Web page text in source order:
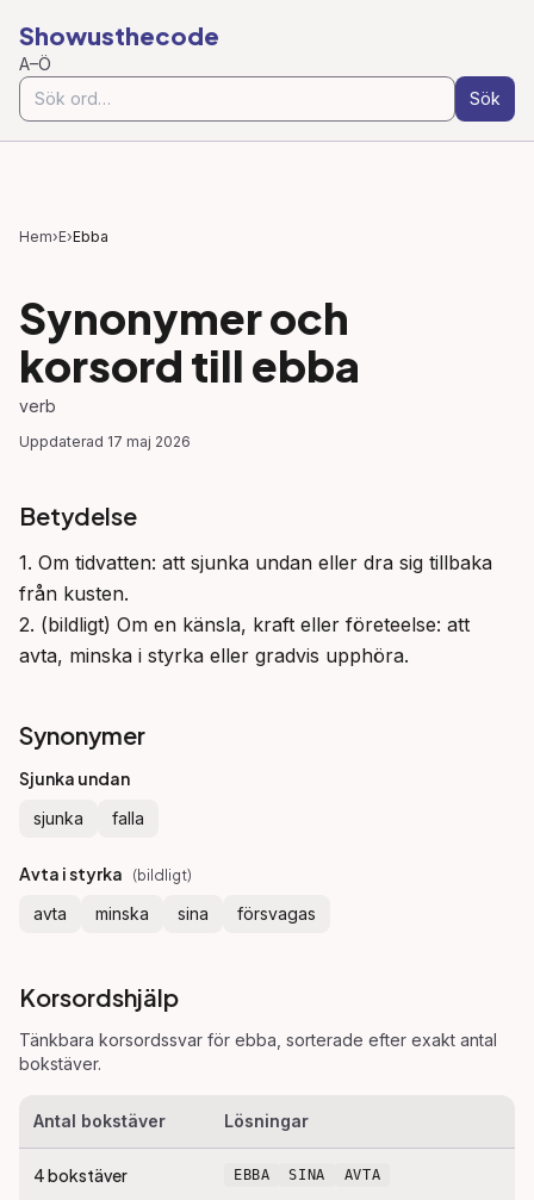
Showusthecode
A–Ö
Sök
Hem›E›Ebba
Synonymer och
korsord till ebba
verb
Uppdaterad 17 maj 2026
Betydelse
1. Om tidvatten: att sjunka undan eller dra sig tillbaka
från kusten.
2. (bildligt) Om en känsla, kraft eller företeelse: att
avta, minska i styrka eller gradvis upphöra.
Synonymer
Sjunka undan
sjunka falla
Avta i styrka (bildligt)
avta minska sina försvagas
Korsordshjälp
Tänkbara korsordssvar för ebba , sorterade efter exakt antal
bokstäver.
Antal bokstäver Lösningar
4bokstäver EBBA SINA AVTA